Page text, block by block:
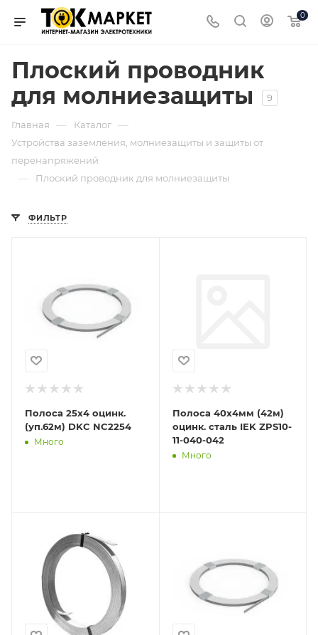
0
Плоский проводник
для молниезащиты
9
Главная — Каталог —
Устройства заземления, молниезащиты и защиты от
перенапряжений
— Плоский проводник для молниезащиты
ФИЛЬТР
Полоса 25х4 оцинк.
(уп.62м) DKC NC2254
Много
Полоса 40х4мм (42м)
оцинк. сталь IEK ZPS10-
11-040-042
Много